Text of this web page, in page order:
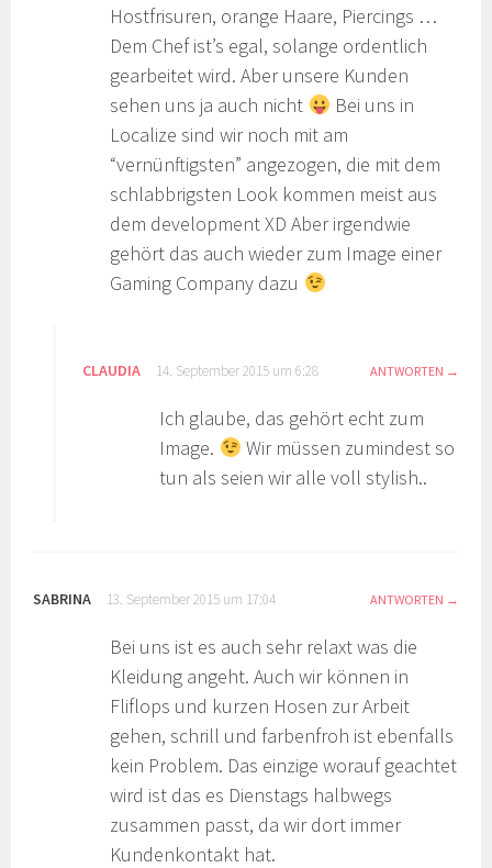
Hostfrisuren, orange Haare, Piercings …
Dem Chef ist’s egal, solange ordentlich
gearbeitet wird. Aber unsere Kunden
sehen uns ja auch nicht
Bei uns in
Localize sind wir noch mit am
“vernünftigsten” angezogen, die mit dem
schlabbrigsten Look kommen meist aus
dem development XD Aber irgendwie
gehört das auch wieder zum Image einer
Gaming Company dazu
CLAUDIA 14. September 2015 um 6:28 ANTWORTEN
Ich glaube, das gehört echt zum
Image.
Wir müssen zumindest so
tun als seien wir alle voll stylish..
SABRINA 13. September 2015 um 17:04 ANTWORTEN
Bei uns ist es auch sehr relaxt was die
Kleidung angeht. Auch wir können in
Fliflops und kurzen Hosen zur Arbeit
gehen, schrill und farbenfroh ist ebenfalls
kein Problem. Das einzige worauf geachtet
wird ist das es Dienstags halbwegs
zusammen passt, da wir dort immer
Kundenkontakt hat.